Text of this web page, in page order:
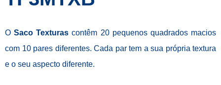
OSaco Texturas contêm 20 pequenos quadrados macios
com 10 pares diferentes. Cada par tem a sua própria textura
e o seu aspecto diferente.